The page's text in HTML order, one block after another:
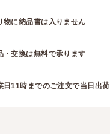
物に納品書は入りません
・交換は無料で承ります
日11時までのご注文で当日出荷